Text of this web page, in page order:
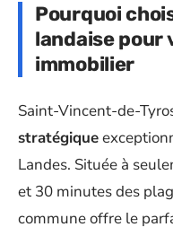
Pourquoi
landaise pour
immobilier
Saint-Vincent-de-
stratégique
Landes. Située à
et 30 minutes des
commune offre le